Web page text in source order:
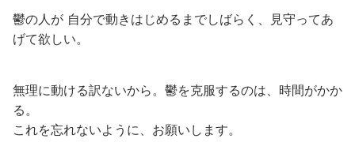
鬱の人が 自分で動きはじめるまでしばらく、見守ってあ
げて欲しい。
無理に動ける訳ないから。鬱を克服するのは、時間がかか
る。
これを忘れないように、お願いします。